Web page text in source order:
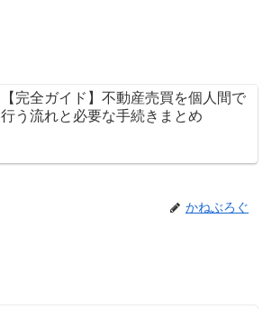
【完全ガイド】不動産売買を個人間で
行う流れと必要な手続きまとめ
かねぶろぐ